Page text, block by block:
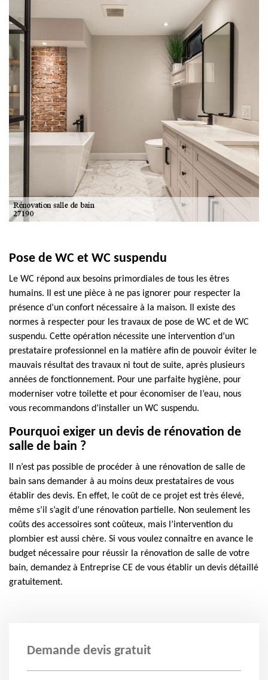
Pose de WC et WC suspendu
Le WC répond aux besoins primordiales de tous les êtres
humains. Il est une pièce à ne pas ignorer pour respecter la
présence d’un confort nécessaire à la maison. Il existe des
normes à respecter pour les travaux de pose de WC et de WC
suspendu. Cette opération nécessite une intervention d’un
prestataire professionnel en la matière afin de pouvoir éviter le
mauvais résultat des travaux ni tout de suite, après plusieurs
années de fonctionnement. Pour une parfaite hygiène, pour
moderniser votre toilette et pour économiser de l’eau, nous
vous recommandons d’installer un WC suspendu.
Pourquoi exiger un devis de rénovation de
salle de bain ?
Il n’est pas possible de procéder à une rénovation de salle de
bain sans demander à au moins deux prestataires de vous
établir des devis. En effet, le coût de ce projet est très élevé,
même s’il s’agit d’une rénovation partielle. Non seulement les
coûts des accessoires sont coûteux, mais l’intervention du
plombier est aussi chère. Si vous voulez connaître en avance le
budget nécessaire pour réussir la rénovation de salle de votre
bain, demandez à Entreprise CE de vous établir un devis détaillé
gratuitement.
Demande devis gratuit